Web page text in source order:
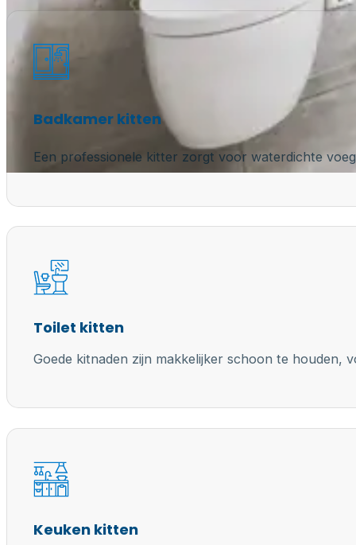
Badkamer kitten
Een professionele kitter zorgt voor waterdichte
Toilet kitten
Goede kitnaden zijn makkelijker schoon te houden,
Keuken kitten